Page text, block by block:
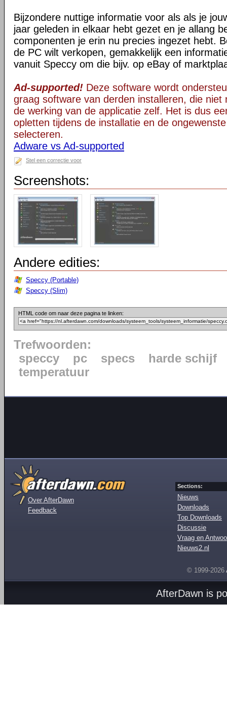
Bijzondere nuttige informatie voor als als je
jaar geleden in elkaar hebt gezet en je allang
componenten je erin nu precies ingezet hebt.
de PC wilt verkopen, gemakkelijk een
vanuit Speccy om die bijv. op eBay of
Ad-supported! Deze software wordt
graag software van derden installeren, die niet
de werking van de applicatie zelf. Het is dus
opletten tijdens de installatie en de
selecteren.
Adware vs Ad-supported
Stel een correctie voor
Screenshots:
Andere edities:
Speccy (Portable)
Speccy (Slim)
HTML code om naar deze pagina te linken:
Trefwoorden:
speccy
pc specs
harde schijf
temperatuur
Over AfterDawn
Feedback
Sections:
Nieuws
Downloads
Top Downloads
Discussie
Vraag en
Nieuws2.nl
© 1999-2026
AfterDawn is